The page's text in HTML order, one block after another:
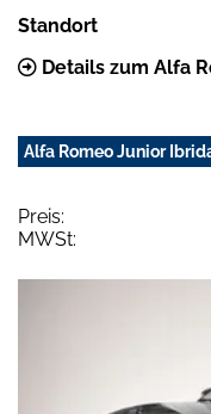
Standort
Details zum Alfa
Alfa Romeo Junior
Preis:
MWSt: